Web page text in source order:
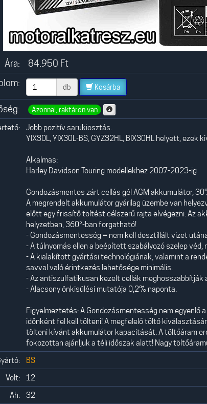
Ára: 84.950 Ft
db Kosárba
Azonnal, raktáron van
Jobb pozitív sarukiosztás.
YIX30L, YIX30L-BS, GYZ32HL, BIX30HL helyett, ezek
Alkalmas:
Harley Davidson Touring modellekhez 2007-2023-ig
Gondozásmentes zárt cellás gél AGM akkumulátor,
A megrendelt akkumulátor gyárilag üzembe van
előtt egy frissítő töltést célszerű rajta elvégezni. Az
helyzetben, 360°-ban forgatható!
- Gondozásmentesség = nem kell desztillált vizet
- A túlnyomás ellen a beépített szabályozó szelep véd,
- A kialakított gyártási technológiának, valamint a
savval való érintkezés lehetősége minimális.
- Az antiszulfatikusan kezelt cellák meghosszabbítják
- Alacsony önkisülési mutatója 0,2% naponta.
Figyelmeztetés: A Gondozásmentesség nem
időnként fel kell tölteni! A megfelelő töltő
tölteni kívánt akkumulátor kapacitását. A töltőáram
fokozottan ajánljuk a téli időszak alatt! Nagy
BS
Volt:
12
Ah:
32